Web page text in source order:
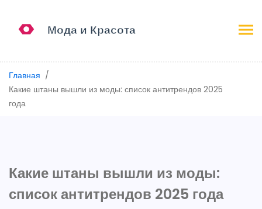
Главная
Какие штаны вышли из моды: список антитрендов 2025
года
Какие штаны вышли из моды:
список антитрендов 2025 года